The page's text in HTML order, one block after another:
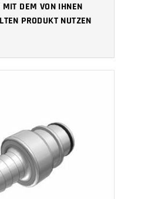
DEM VON IHNEN
PRODUKT NUTZEN
WARENKORB